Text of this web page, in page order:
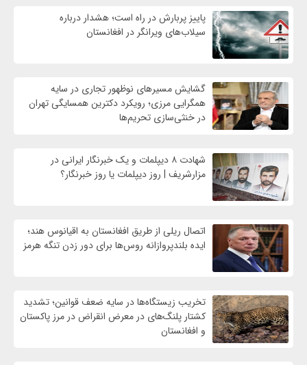
پاییز پربارش در راه است؛ هشدار درباره
سیلاب‌های ویرانگر در افغانستان
گشایش مسیرهای نوظهور تجاری در سایه
همگرایی مرزی؛ رویکرد دکترین همسایگی تهران
در خنثی‌سازی تحریم‌ها
شهادت ۸ دیپلمات و یک خبرنگار ایرانی در
مزارشریف | روز دیپلمات یا روز خبرنگار؟
اتصال ریلی از طریق افغانستان به اقیانوس هند؛
ایده بلندپروازانه روس‌ها برای دور زدن تنگه هرمز
تخریب زیستگاه‌ها در سایه ضعف قوانین؛ تشدید
کشتار پلنگ‌های در معرض انقراض در مرز پاکستان
و افغانستان